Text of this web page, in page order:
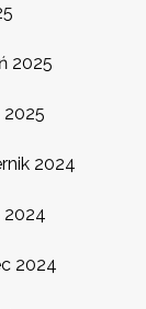
2025
2024
2024
2024